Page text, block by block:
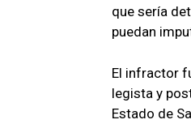
que sería
puedan
El infractor
legista y
Estado de